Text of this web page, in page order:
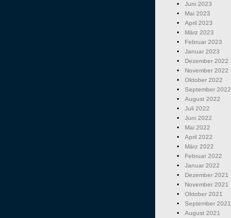
Juni 2023
Mai 2023
April 2023
März 2023
Februar 2023
Januar 2023
Dezember 2022
November 2022
Oktober 2022
September 2022
August 2022
Juli 2022
Juni 2022
Mai 2022
April 2022
März 2022
Februar 2022
Januar 2022
Dezember 2021
November 2021
Oktober 2021
September 2021
August 2021